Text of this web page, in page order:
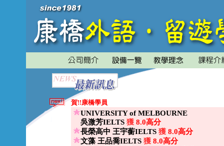
賀!!康橋學員
UNIVERSITY of MELBOURNE
吳溦芳IELTS 獲 8.0高分
長榮高中 王宇蘅IELTS 獲 8.0高分
文藻 王品喬IELTS 獲 8.0高分